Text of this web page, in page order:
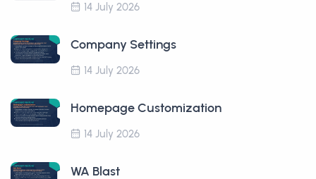
14 July 2026
Company Settings
14 July 2026
Homepage Customization
14 July 2026
WA Blast